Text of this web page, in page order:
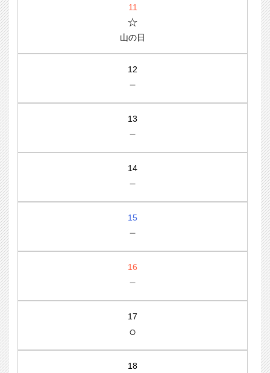
11
☆
山の日
12
－
13
－
14
－
15
－
16
－
17
○
18